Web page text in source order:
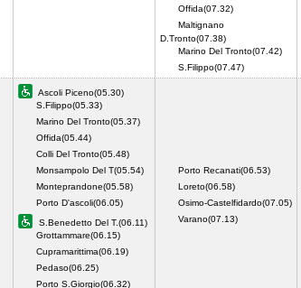
Offida(07.32)
Maltignano
D.Tronto(07.38)
Marino Del Tronto(07.42)
S.Filippo(07.47)
Ascoli Piceno(05.30)
S.Filippo(05.33)
Marino Del Tronto(05.37)
Offida(05.44)
Colli Del Tronto(05.48)
Monsampolo Del T(05.54)
Monteprandone(05.58)
Porto D'ascoli(06.05)
S.Benedetto Del T.(06.11)
Grottammare(06.15)
Cupramarittima(06.19)
Pedaso(06.25)
Porto S.Giorgio(06.32)
Porto Recanati(06.53)
Loreto(06.58)
Osimo-Castelfidardo(07.05)
Varano(07.13)